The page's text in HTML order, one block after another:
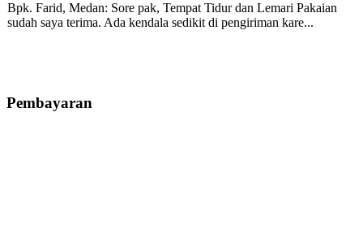
Bpk. Farid, Medan: Sore pak, Tempat Tidur dan Lemari Pakaian
sudah saya terima. Ada kendala sedikit di pengiriman kare...
bale2 dan kursi teras saya sudah saya terima dan p...
Pembayaran